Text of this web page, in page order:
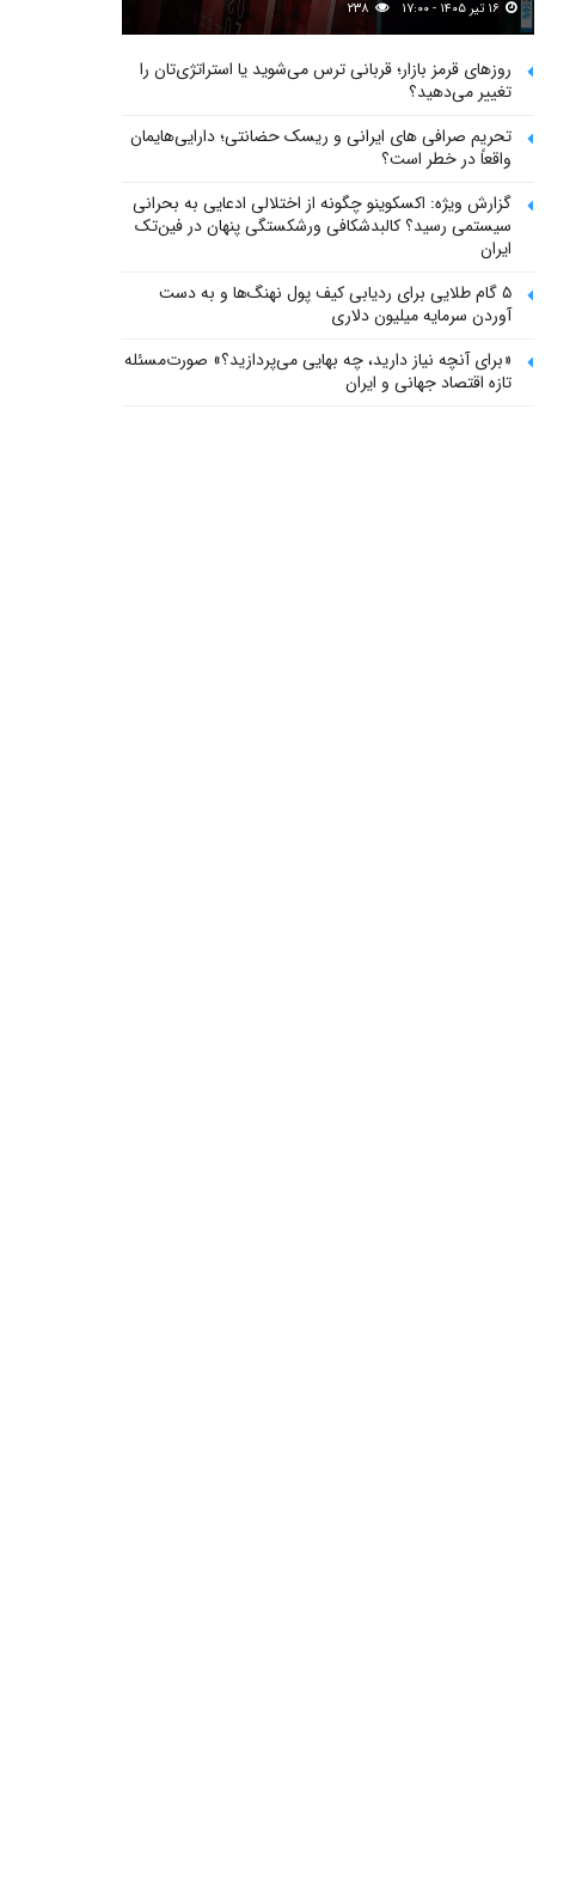
روزهای قرمز بازار؛ قربانی ترس می‌شوید یا استراتژی‌تان را
تغییر می‌دهید؟
تحریم صرافی های ایرانی و ریسک حضانتی؛ دارایی‌هایمان
واقعاً در خطر است؟
گزارش ویژه: اکسکوینو چگونه از اختلالی ادعایی به بحرانی
سیستمی رسید؟ کالبدشکافی ورشکستگی پنهان در فین‌تک
ایران
۵ گام طلایی برای ردیابی کیف پول‌ نهنگ‌ها و به دست
آوردن سرمایه میلیون دلاری
«برای آنچه نیاز دارید، چه بهایی می‌پردازید؟» صورت‌مسئله
تازه اقتصاد جهانی و ایران